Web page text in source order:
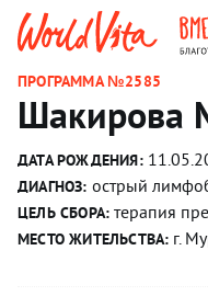
ПРОГРАММА №2585
Шакирова
ДАТА РОЖДЕНИЯ:
ДИАГНОЗ: острый
ЦЕЛЬ СБОРА: терапия
МЕСТО ЖИТЕЛЬСТВА: г.